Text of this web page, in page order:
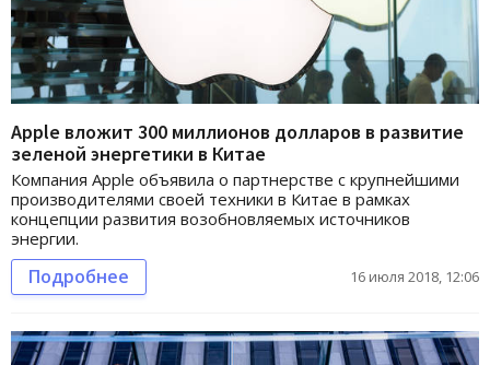
Apple вложит 300 миллионов долларов в развитие
зеленой энергетики в Китае
Компания Apple объявила о партнерстве с крупнейшими
производителями своей техники в Китае в рамках
концепции развития возобновляемых источников
энергии.
Подробнее 16 июля 2018, 12:06